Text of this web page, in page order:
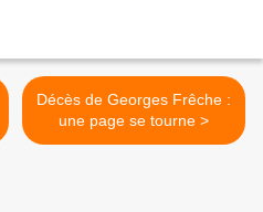
Décès de Georges Frêche :
une page se tourne >